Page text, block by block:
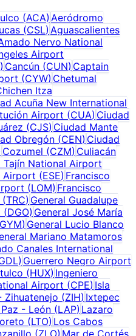
(ACA) Aeródromo
(CSL) Aguascalientes
Nervo National
Airport
) Cancún (CUN) Captain
(CYW) Chetumal
Itza
Acuña New International
Airport (CUA) Ciudad
(CJS) Ciudad Mante
Obregón (CEN) Ciudad
Cozumel (CZM) Culiacán
Tajín National Airport
Airport (ESE) Francisco
(LOM) Francisco
(TRC) General Guadalupe
(DGO) General José María
GYM) General Lucio Blanco
Mariano Matamoros
Canales International
) Guerrero Negro Airport
(HUX) Ingeniero
Airport (CPE) Isla
Zihuatenejo (ZIH) Ixtepec
- León (LAP) Lazaro
(LTO) Los Cabos
(ZLO) Mar de Cortés